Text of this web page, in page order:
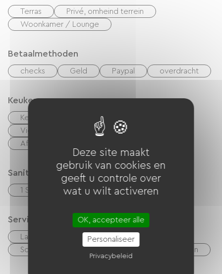
Terras
Privé, omheind terrein
Woonkamer / Lounge
Betaalmethoden
checks Geld Paypal overdracht
Keuken
Keukentje cuisinière
Vier
Koelkast
Afwasmachine
Sanitair
1 Salle d'eau (douche)
Services
Lakens en linnen inbegrepen
Schoonmaak met toeslag
Lening van fietsen
Deze site maakt
gebruik van cookies en
geeft u controle over
wat u wilt activeren
OK, accepteer alle
Personaliseer
Privacybeleid